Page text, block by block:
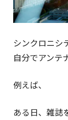
シンクロニシ
自分でアンテ
例えば、
ある日、雑誌